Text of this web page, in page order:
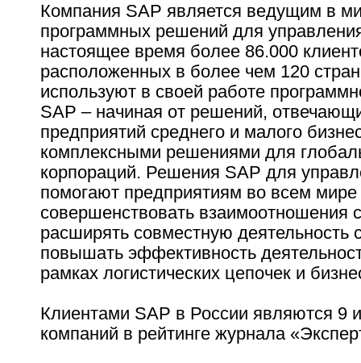
Компания SAP является ведущим в
программных решений для
настоящее время более 86.000
расположенных в более чем 120
используют в своей работе
SAP – начиная от решений,
предприятий среднего и малого
комплексными решениями для
корпораций. Решения SAP для
помогают предприятиям во всем мире
совершенствовать взаимоотношения
расширять совместную деятельность
повышать эффективность
рамках логистических цепочек и
Клиентами SAP в России являются 9
компаний в рейтинге журнала